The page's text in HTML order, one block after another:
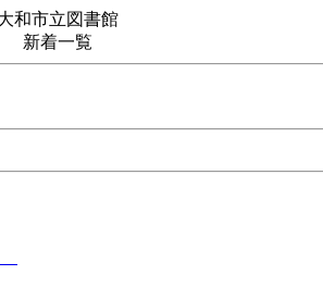
和市立図書館
新着一覧